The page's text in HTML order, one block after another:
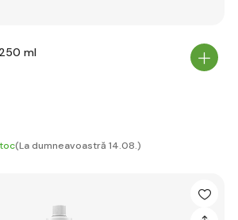
ml
(La dumneavoastră 14.08.)